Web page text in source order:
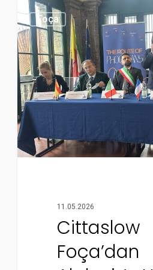
Foça
11.05.2026
Cittaslow
Foça’dan